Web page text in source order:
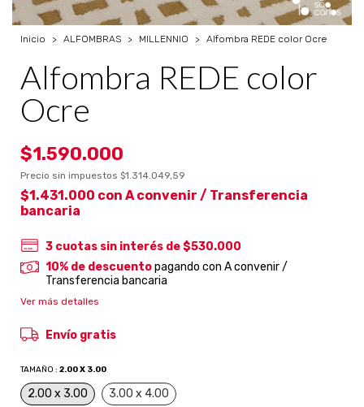
Inicio > ALFOMBRAS > MILLENNIO > Alfombra REDE color Ocre
Alfombra REDE color
Ocre
$1.590.000
Precio sin impuestos $1.314.049,59
$1.431.000 con A convenir / Transferencia
bancaria
3 cuotas sin interés de$530.000
10% de descuentopagando con A convenir /
Transferencia bancaria
Ver más detalles
Envío gratis
TAMAÑO : 2.00 X 3.00
2.00 x 3.00 3.00 x 4.00